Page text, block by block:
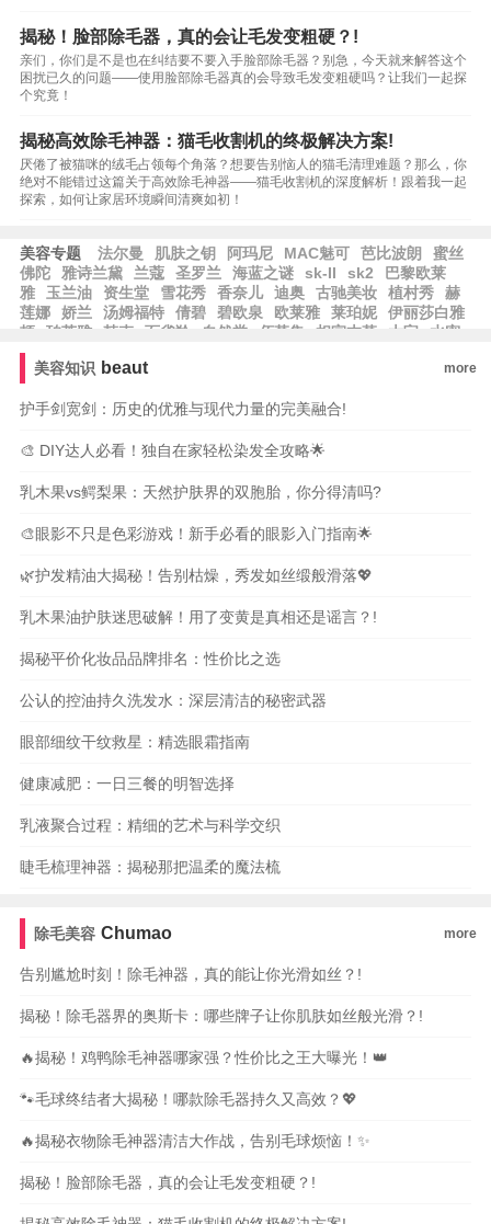
揭秘！脸部除毛器，真的会让毛发变粗硬？!
亲们，你们是不是也在纠结要不要入手脸部除毛器？别急，今天就来解答这个
困扰已久的问题——使用脸部除毛器真的会导致毛发变粗硬吗？让我们一起探
个究竟！
揭秘高效除毛神器：猫毛收割机的终极解决方案!
厌倦了被猫咪的绒毛占领每个角落？想要告别恼人的猫毛清理难题？那么，你
绝对不能错过这篇关于高效除毛神器——猫毛收割机的深度解析！跟着我一起
探索，如何让家居环境瞬间清爽如初！
美容专题 法尔曼 肌肤之钥 阿玛尼 MAC魅可 芭比波朗
蜜丝
佛陀
雅诗兰黛 兰蔻 圣罗兰 海蓝之谜 sk-II sk2
巴黎欧莱
雅
玉兰油 资生堂 雪花秀 香奈儿 迪奥 古驰美妆 植村秀
赫
莲娜
娇兰 汤姆福特 倩碧 碧欧泉 欧莱雅 莱珀妮
伊丽莎白雅
顿
珀莱雅 韩束 百雀羚 自然堂 佰草集 相宜本草 大宝
水密
码
萄
无人区玫瑰 观夏
美容知识 beaut more
护手剑宽剑：历史的优雅与现代力量的完美融合!
🎨 DIY达人必看！独自在家轻松染发全攻略🌟
乳木果vs鳄梨果：天然护肤界的双胞胎，你分得清吗?
🎨眼影不只是色彩游戏！新手必看的眼影入门指南🌟
🌿护发精油大揭秘！告别枯燥，秀发如丝缎般滑落💖
乳木果油护肤迷思破解！用了变黄是真相还是谣言？!
揭秘平价化妆品品牌排名：性价比之选
公认的控油持久洗发水：深层清洁的秘密武器
眼部细纹干纹救星：精选眼霜指南
健康减肥：一日三餐的明智选择
乳液聚合过程：精细的艺术与科学交织
睫毛梳理神器：揭秘那把温柔的魔法梳
除毛美容 Chumao more
告别尴尬时刻！除毛神器，真的能让你光滑如丝？!
揭秘！除毛器界的奥斯卡：哪些牌子让你肌肤如丝般光滑？!
🔥揭秘！鸡鸭除毛神器哪家强？性价比之王大曝光！👑
🐾毛球终结者大揭秘！哪款除毛器持久又高效？💖
🔥揭秘衣物除毛神器清洁大作战，告别毛球烦恼！✨
揭秘！脸部除毛器，真的会让毛发变粗硬？!